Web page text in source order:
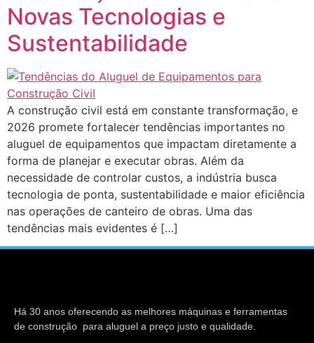
Novas Tecnologias e
Sustentabilidade
A construção civil está em constante transformação, e
2026 promete fortalecer tendências importantes no
aluguel de equipamentos que impactam diretamente a
forma de planejar e executar obras. Além da
necessidade de controlar custos, a indústria busca
tecnologia de ponta, sustentabilidade e maior eficiência
nas operações de canteiro de obras. Uma das
tendências mais evidentes é […]
Há 30 anos oferecendo as melhores máquinas e ferramentas
de construção para aluguel a preço justo e qualidade.